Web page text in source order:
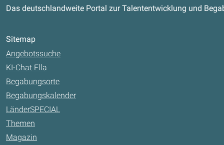
Das deutschlandweite Portal zur Talententwicklung und
Sitemap
Angebotssuche
KI-Chat Ella
Begabungsorte
Begabungskalender
LänderSPECIAL
Themen
Magazin